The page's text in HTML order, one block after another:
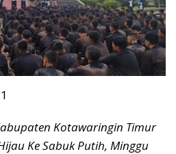
Kotawaringin Timur
Ke Sabuk Putih, Minggu